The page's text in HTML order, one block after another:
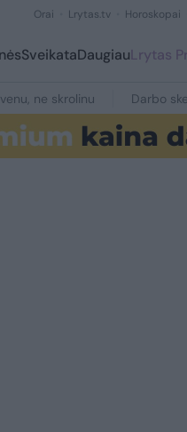
Orai Lrytas.tv Horoskopai
SveikataDaugiauLrytas
ne skrolinu Darbo